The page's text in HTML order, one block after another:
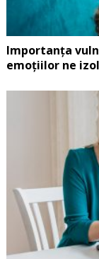
Importanța
emoțiilor ne